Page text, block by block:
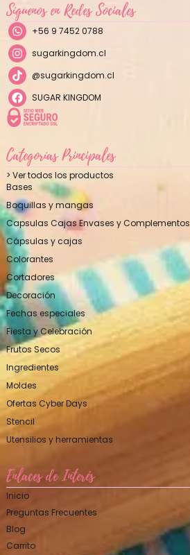
Síguenos en Redes Sociales
+56 9 7452 0788
sugarkingdom.cl
@sugarkingdom.cl
SUGAR KINGDOM
Categorías Principales
> Ver todos los productos
Bases
Boquillas y mangas
Capsulas Cajas Envases y Complementos
Cápsulas y cajas
Colorantes
Cortadores
Decoración
Fechas especiales
Fiesta y Celebración
Frutos Secos
Ingredientes
Moldes
Ofertas Cyber Days
Stencil
Utensilios y herramientas
Enlaces de Interés
Inicio
Preguntas Frecuentes
Blog
Carrito